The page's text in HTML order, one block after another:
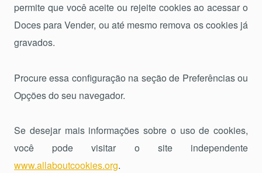
permite que você aceite ou rejeite cookies ao acessar o
Doces para Vender, ou até mesmo remova os cookies já
gravados.
Procure essa configuração na seção de Preferências ou
Opções do seu navegador.
Se desejar mais informações sobre o uso de cookies,
você pode visitar o site independente
www.allaboutcookies.org.